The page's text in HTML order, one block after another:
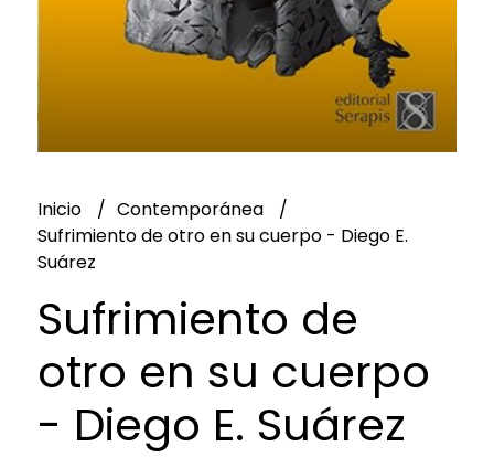
Inicio
Contemporánea
Sufrimiento de otro en su cuerpo - Diego E.
Suárez
Sufrimiento de
otro en su cuerpo
- Diego E. Suárez